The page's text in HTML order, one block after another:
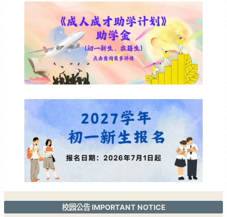
校园公告 IMPORTANT NOTICE